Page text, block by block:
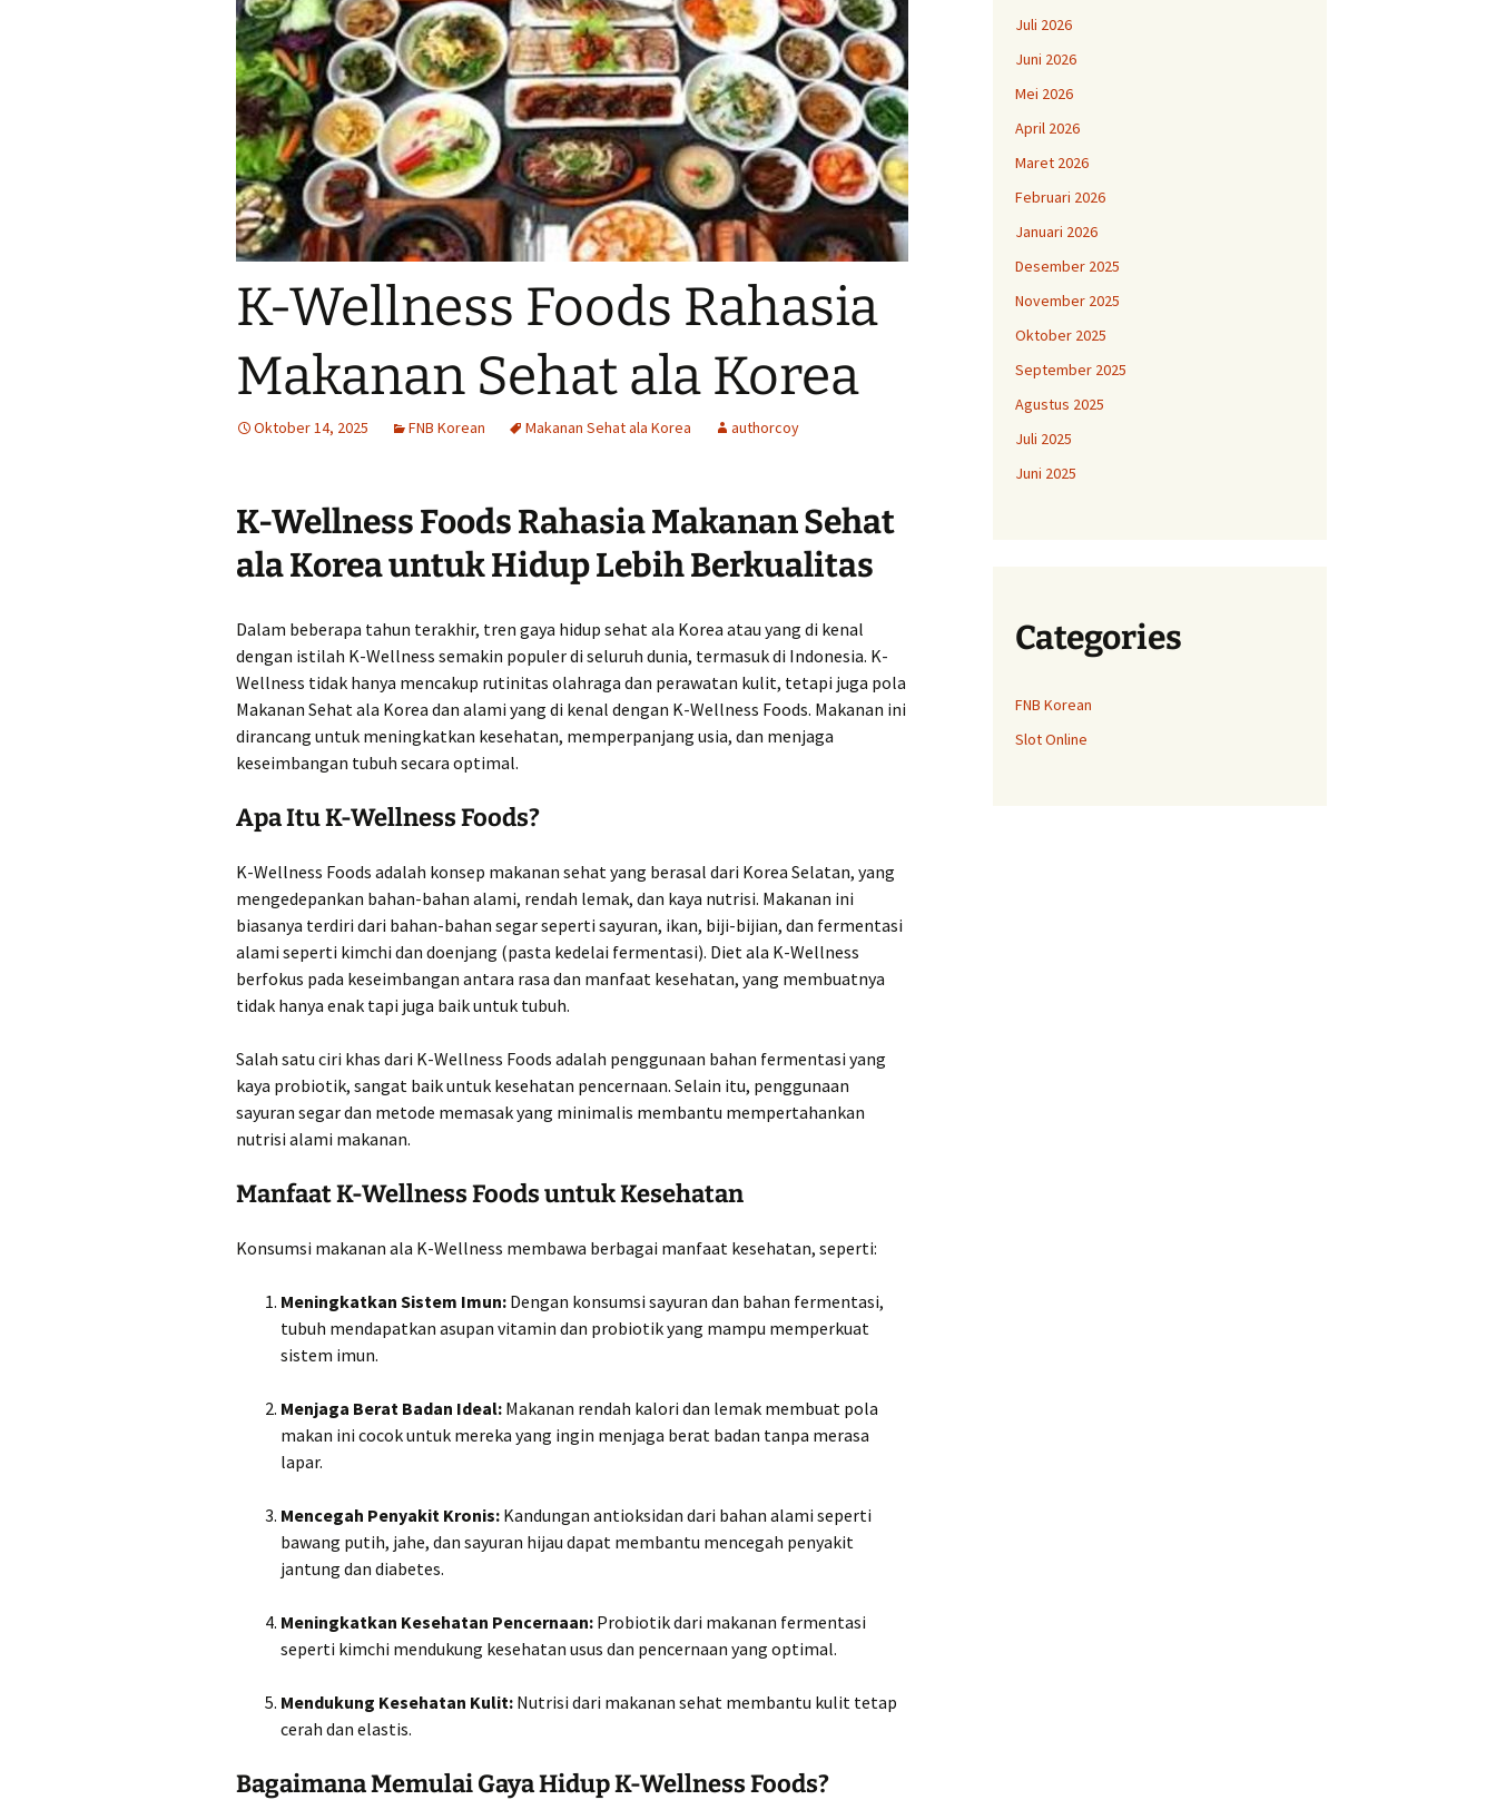
K-Wellness Foods Rahasia
Makanan Sehat ala Korea
Oktober 14, 2025 FNB Korean Makanan Sehat ala Korea authorcoy
K-Wellness Foods Rahasia Makanan Sehat
ala Korea untuk Hidup Lebih Berkualitas
Dalam beberapa tahun terakhir, tren gaya hidup sehat ala Korea atau yang di kenal
dengan istilah K-Wellness semakin populer di seluruh dunia, termasuk di Indonesia. K-
Wellness tidak hanya mencakup rutinitas olahraga dan perawatan kulit, tetapi juga pola
Makanan Sehat ala Korea dan alami yang di kenal dengan K-Wellness Foods. Makanan ini
dirancang untuk meningkatkan kesehatan, memperpanjang usia, dan menjaga
keseimbangan tubuh secara optimal.
Apa Itu K-Wellness Foods?
K-Wellness Foods adalah konsep makanan sehat yang berasal dari Korea Selatan, yang
mengedepankan bahan-bahan alami, rendah lemak, dan kaya nutrisi. Makanan ini
biasanya terdiri dari bahan-bahan segar seperti sayuran, ikan, biji-bijian, dan fermentasi
alami seperti kimchi dan doenjang (pasta kedelai fermentasi). Diet ala K-Wellness
berfokus pada keseimbangan antara rasa dan manfaat kesehatan, yang membuatnya
tidak hanya enak tapi juga baik untuk tubuh.
Salah satu ciri khas dari K-Wellness Foods adalah penggunaan bahan fermentasi yang
kaya probiotik, sangat baik untuk kesehatan pencernaan. Selain itu, penggunaan
sayuran segar dan metode memasak yang minimalis membantu mempertahankan
nutrisi alami makanan.
Manfaat K-Wellness Foods untuk Kesehatan
Konsumsi makanan ala K-Wellness membawa berbagai manfaat kesehatan, seperti:
Meningkatkan Sistem Imun: Dengan konsumsi sayuran dan bahan fermentasi,
tubuh mendapatkan asupan vitamin dan probiotik yang mampu memperkuat
sistem imun.
Menjaga Berat Badan Ideal: Makanan rendah kalori dan lemak membuat pola
makan ini cocok untuk mereka yang ingin menjaga berat badan tanpa merasa
lapar.
Mencegah Penyakit Kronis: Kandungan antioksidan dari bahan alami seperti
bawang putih, jahe, dan sayuran hijau dapat membantu mencegah penyakit
jantung dan diabetes.
Meningkatkan Kesehatan Pencernaan: Probiotik dari makanan fermentasi
seperti kimchi mendukung kesehatan usus dan pencernaan yang optimal.
Mendukung Kesehatan Kulit: Nutrisi dari makanan sehat membantu kulit tetap
cerah dan elastis.
Bagaimana Memulai Gaya Hidup K-Wellness Foods?
Juli 2026
Juni 2026
Mei 2026
April 2026
Maret 2026
Februari 2026
Januari 2026
Desember 2025
November 2025
Oktober 2025
September 2025
Agustus 2025
Juli 2025
Juni 2025
Categories
FNB Korean
Slot Online